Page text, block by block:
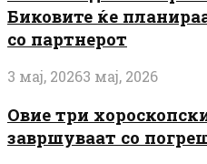
Биковите ќе
со партнерот
3 мај, 20263 мај, 2026
Овие три
завршуваат со